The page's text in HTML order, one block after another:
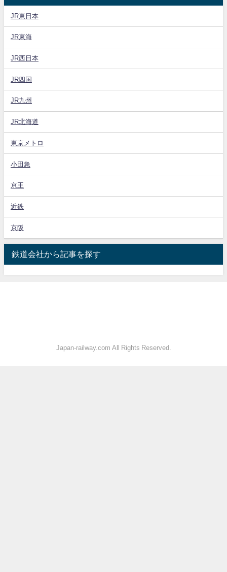
JR東日本
JR東海
JR西日本
JR四国
JR九州
JR北海道
東京メトロ
小田急
京王
近鉄
京阪
鉄道会社から記事を探す
Japan-railway.com All Rights Reserved.